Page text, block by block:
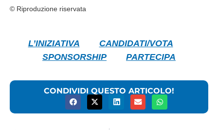
© Riproduzione riservata
L’INIZIATIVA
CANDIDATI/VOTA
SPONSORSHIP
PARTECIPA
CONDIVIDI QUESTO ARTICOLO!